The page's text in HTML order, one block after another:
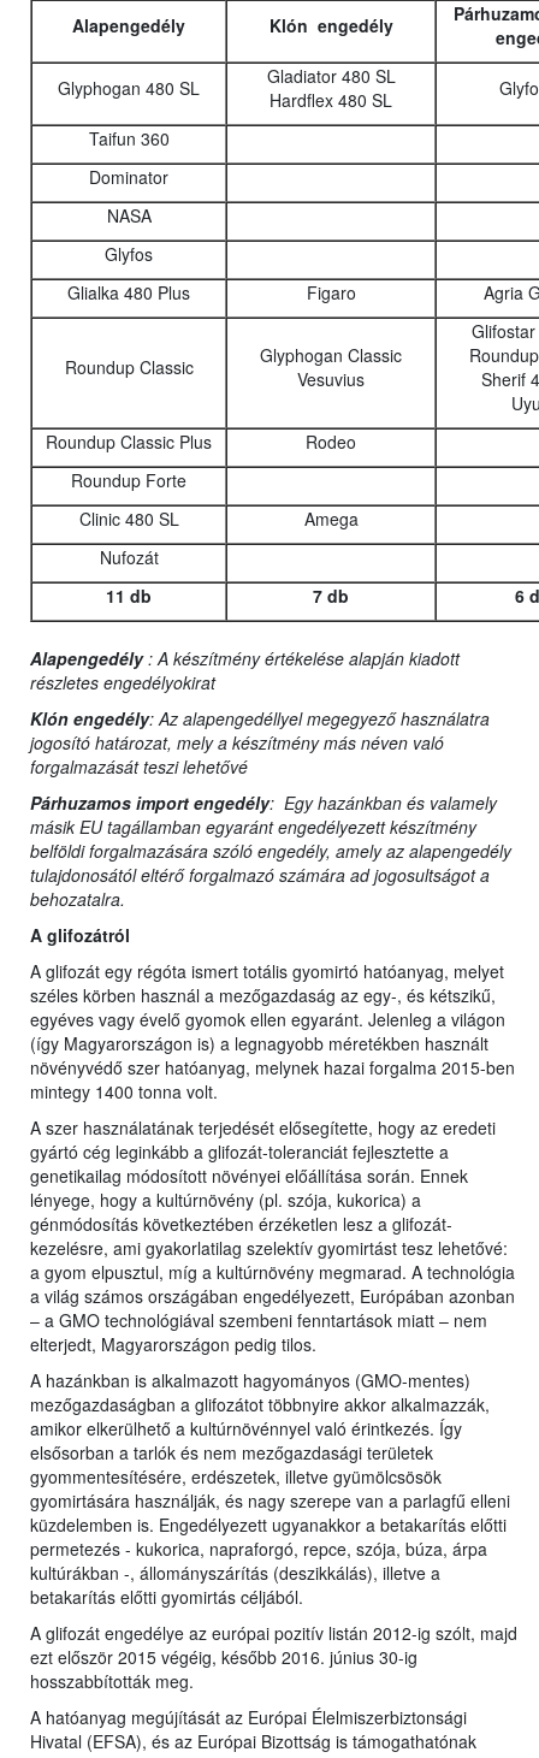
Alapengedély Klón engedély
Glyphogan 480 SL
Gladiator 480 SL
Hardflex 480 SL
Taifun 360
Dominator
NASA
Glyfos
Glialka 480 Plus
Figaro Agria
Roundup Classic
Glyphogan Classic
Vesuvius
Sherif
Roundup Classic Plus
Rodeo
Roundup Forte
Clinic 480 SL
Amega
Nufozát
11 db
7 db 6
Alapengedély: A készítmény értékelése alapján kiadott
részletes engedélyokirat
Klón engedély: Az alapengedéllyel megegyező használatra
jogosító határozat, mely a készítmény más néven való
forgalmazását teszi lehetővé
Párhuzamos import engedély: Egy hazánkban és valamely
másik EU tagállamban egyaránt engedélyezett készítmény
belföldi forgalmazására szóló engedély, amely az alapengedély
tulajdonosától eltérő forgalmazó számára ad jogosultságot a
behozatalra.
A glifozátról
A glifozát egy régóta ismert totális gyomirtó hatóanyag, melyet
széles körben használ a mezőgazdaság az egy-, és kétszikű,
egyéves vagy évelő gyomok ellen egyaránt. Jelenleg a világon
(így Magyarországon is) a legnagyobb méretékben használt
növényvédő szer hatóanyag, melynek hazai forgalma 2015-ben
mintegy 1400 tonna volt.
A szer használatának terjedését elősegítette, hogy az eredeti
gyártó cég leginkább a glifozát-toleranciát fejlesztette a
genetikailag módosított növényei előállítása során. Ennek
lényege, hogy a kultúrnövény (pl. szója, kukorica) a
génmódosítás következtében érzéketlen lesz a glifozát-
kezelésre, ami gyakorlatilag szelektív gyomirtást tesz lehetővé:
a gyom elpusztul, míg a kultúrnövény megmarad. A technológia
a világ számos országában engedélyezett, Európában azonban
– a GMO technológiával szembeni fenntartások miatt – nem
elterjedt, Magyarországon pedig tilos.
A hazánkban is alkalmazott hagyományos (GMO-mentes)
mezőgazdaságban a glifozátot többnyire akkor alkalmazzák,
amikor elkerülhető a kultúrnövénnyel való érintkezés. Így
elsősorban a tarlók és nem mezőgazdasági területek
gyommentesítésére, erdészetek, illetve gyümölcsösök
gyomirtására használják, és nagy szerepe van a parlagfű elleni
küzdelemben is. Engedélyezett ugyanakkor a betakarítás előtti
permetezés - kukorica, napraforgó, repce, szója, búza, árpa
kultúrákban -, állományszárítás (deszikkálás), illetve a
betakarítás előtti gyomirtás céljából.
A glifozát engedélye az európai pozitív listán 2012-ig szólt, majd
ezt először 2015 végéig, később 2016. június 30-ig
hosszabbították meg.
A hatóanyag megújítását az Európai Élelmiszerbiztonsági
Hivatal (EFSA), és az Európai Bizottság is támogathatónak